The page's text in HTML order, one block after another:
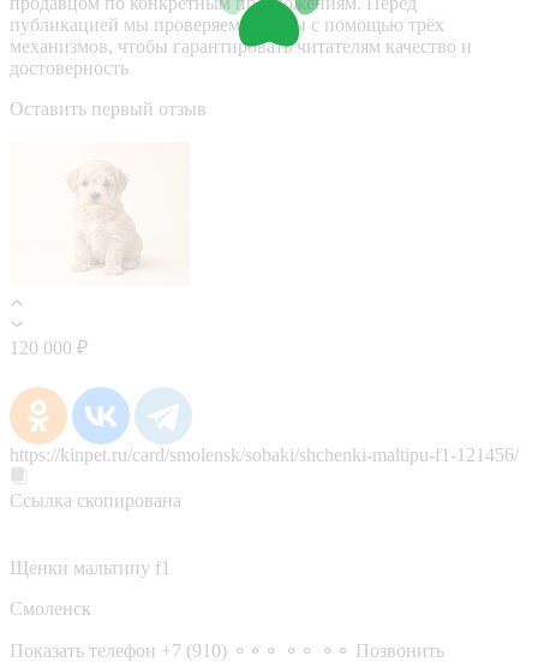
публикацией мы проверяем отзывы с помощью трёх
механизмов, чтобы гарантировать читателям качество и
достоверность
Оставить первый отзыв
120 000 ₽
https://kinpet.ru/card/smolensk/sobaki/shchenki-maltipu-f1-121456/
Ссылка скопирована
Щенки мальтипу f1
Смоленск
Показать телефон +7 (910) ⚬⚬⚬ ⚬⚬ ⚬⚬ Позвонить